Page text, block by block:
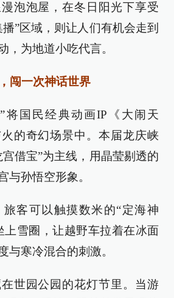
泡泡屋，在冬日阳光下享受
”区域，则让人们有机会走到
，为地道小吃代言。
闯一次神话世界
将国民经典动画IP《大闹天
的奇幻场景中。本届龙庆峡
借宝”为主线，用晶莹剔透的
与孙悟空形象。
客可以触摸数米的“定海神
上雪圈，让越野车拉着在冰面
与寒冷混合的刺激。
世园公园的花灯节里。当游